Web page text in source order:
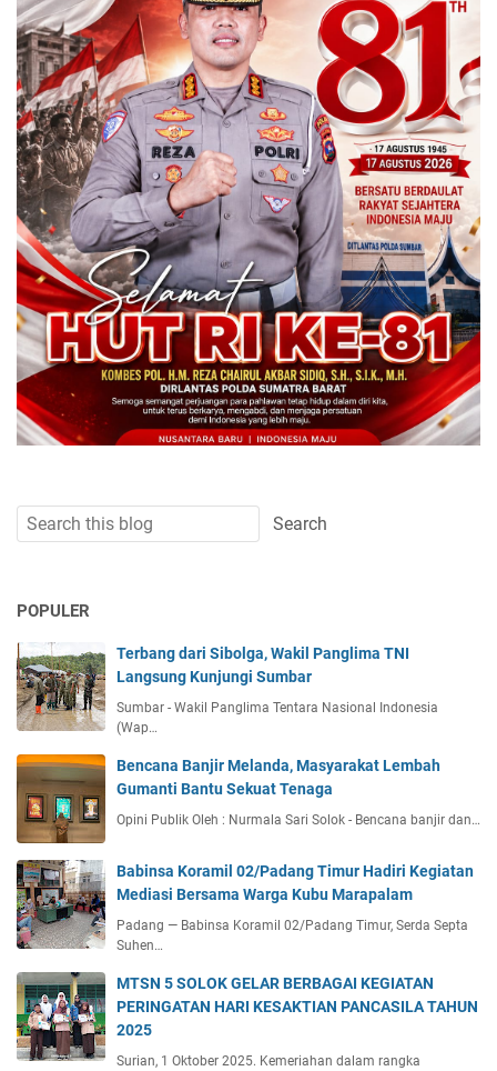
POPULER
Terbang dari Sibolga, Wakil Panglima TNI
Langsung Kunjungi Sumbar
Sumbar - Wakil Panglima Tentara Nasional Indonesia
(Wap…
Bencana Banjir Melanda, Masyarakat Lembah
Gumanti Bantu Sekuat Tenaga
Opini Publik Oleh : Nurmala Sari Solok - Bencana banjir dan…
Babinsa Koramil 02/Padang Timur Hadiri Kegiatan
Mediasi Bersama Warga Kubu Marapalam
Padang — Babinsa Koramil 02/Padang Timur, Serda Septa
Suhen…
MTSN 5 SOLOK GELAR BERBAGAI KEGIATAN
PERINGATAN HARI KESAKTIAN PANCASILA TAHUN
2025
Surian, 1 Oktober 2025. Kemeriahan dalam rangka